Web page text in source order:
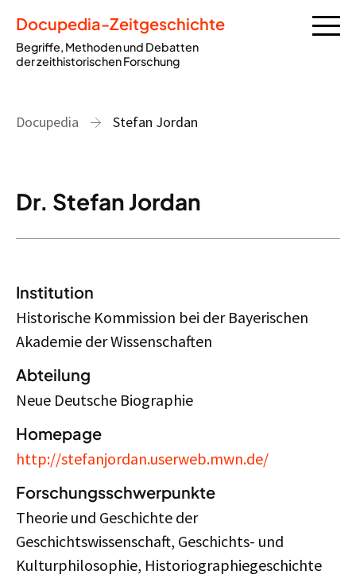
Docupedia-Zeitgeschichte
Begriffe, Methoden und Debatten
der zeithistorischen Forschung
Docupedia Stefan Jordan
Dr. Stefan Jordan
Institution
Historische Kommission bei der Bayerischen
Akademie der Wissenschaften
Abteilung
Neue Deutsche Biographie
Homepage
http://stefanjordan.userweb.mwn.de/
Forschungsschwerpunkte
Theorie und Geschichte der
Geschichtswissenschaft, Geschichts- und
Kulturphilosophie, Historiographiegeschichte